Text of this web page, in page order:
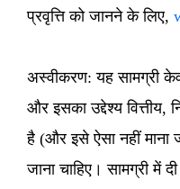
प्रवृत्ति को जानने के लिए,
अस्वीकरण: यह सामग्री
और इसका उद्देश्य
है (और इसे ऐसा नहीं माना
जाना चाहिए। सामग्री में